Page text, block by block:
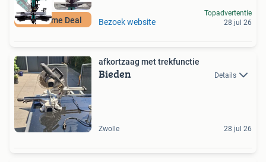
Duurzame Deal Bezoek website
Topadvertentie
28 jul 26
afkortzaag met trekfunctie
Bieden Details
Zwolle 28 jul 26